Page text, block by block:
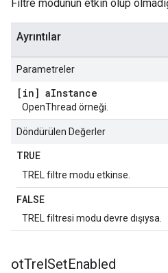
Filtre modunun etkin olup
Ayrıntılar
Parametreler
[in] aInstance
OpenThread örneği.
Döndürülen Değerler
TRUE
TREL filtre modu etkinse.
FALSE
TREL filtresi modu devre dışıysa.
otTrelSetEnabled